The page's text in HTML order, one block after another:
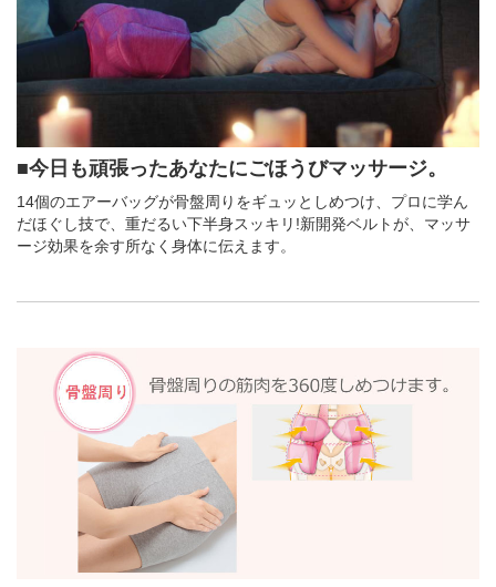
■今日も頑張ったあなたにごほうびマッサージ。
14個のエアーバッグが骨盤周りをギュッとしめつけ、プロに学ん
だほぐし技で、重だるい下半身スッキリ!新開発ベルトが、マッサ
ージ効果を余す所なく身体に伝えます。